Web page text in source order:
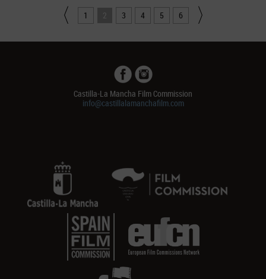
1 2 3 4 5 6
Castilla-La Mancha Film Commission
info@castillalamanchafilm.com